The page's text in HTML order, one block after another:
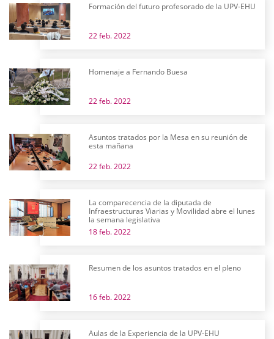
Formación del futuro profesorado de la UPV-EHU
22 feb. 2022
Homenaje a Fernando Buesa
22 feb. 2022
Asuntos tratados por la Mesa en su reunión de
esta mañana
22 feb. 2022
La comparecencia de la diputada de
Infraestructuras Viarias y Movilidad abre el lunes
la semana legislativa
18 feb. 2022
Resumen de los asuntos tratados en el pleno
16 feb. 2022
Aulas de la Experiencia de la UPV-EHU